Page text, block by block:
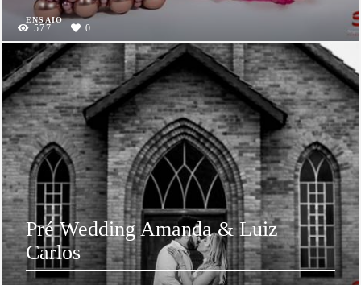
ENSAIO
577 0
Pré Wedding Amanda & Luiz
Carlos